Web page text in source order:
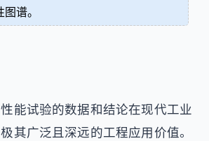
谱。
能试验的数据和结论在现代工业
其广泛且深远的工程应用价值。